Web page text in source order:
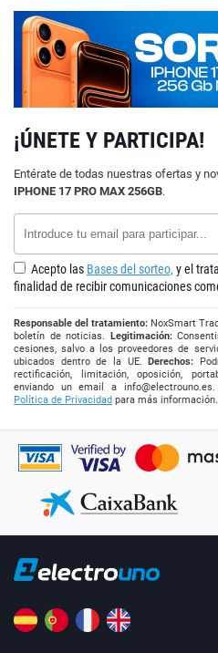
¡ÚNETE Y PARTICIPA!
Entérate de todas nuestras ofertas y
IPHONE 17 PRO MAX 256GB.
Acepto las Bases del sorteo, y el
finalidad de recibir comunicaciones
Responsable del tratamiento: NoxSmart
boletín de noticias. Legitimación:
cesiones, salvo a los proveedores de
ubicados dentro de la UE.Derechos:
rectificación, limitación, oposición,
enviando un email a info@electrouno.es
Política de Privacidad para más información.